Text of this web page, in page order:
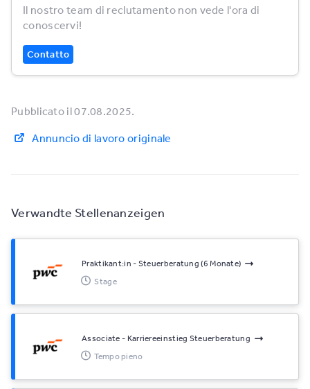
Verwandte Stellenanzeigen
Praktikant:in - Steuerberatung (6 Monate)
Stage
Associate - Karriereeinstieg Steuerberatung
Tempo pieno
Il nostro team di reclutamento non vede l'ora di
conoscervi!
Contatto
Pubblicato il 07.08.2025.
Annuncio di lavoro originale